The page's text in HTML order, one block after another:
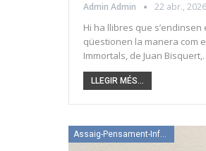
Admin Admin 22 abr., 2026
Hi ha llibres que
qüestionen la manera com
Immortals, de Juan
LLEGIR MÉS...
Assaig-Pensament-Informació